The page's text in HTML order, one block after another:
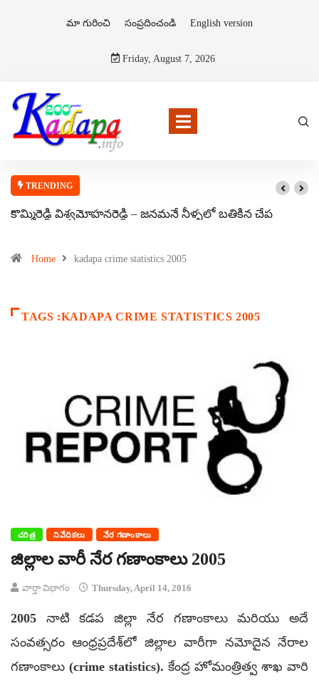
మా గురించి సంప్రదించండి English version
Friday, August 7, 2026
TRENDING
కొమ్మిరెడ్డి విశ్వమోహనరెడ్డి – జనమనే నీళ్ళలో బతికిన చేప
Home kadapa crime statistics 2005
TAGS :KADAPA CRIME STATISTICS 2005
చరిత్ర నివేదికలు నేర గణాంకాలు
జిల్లాల వారీ నేర గణాంకాలు 2005
వార్తా విభాగం Thursday, April 14, 2016
2005 నాటి కడప జిల్లా నేర గణాంకాలు మరియు అదే
సంవత్సరం ఆంధ్రప్రదేశ్‌లో జిల్లాల వారీగా నమోదైన నేరాల
గణాంకాలు (crime statistics). కేంద్ర హోమంత్రిత్వ శాఖ వారి